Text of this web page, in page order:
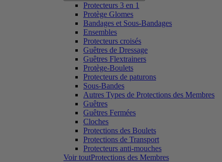
Protecteurs 3 en 1
Protège Glomes
Bandages et Sous-Bandages
Ensembles
Protecteurs croisés
Guêtres de Dressage
Guêtres Flextrainers
Protège-Boulets
Protecteurs de paturons
Sous-Bandes
Autres Types de Protections des Membres
Guêtres
Guêtres Fermées
Cloches
Protections des Boulets
Protections de Transport
Protecteurs anti-mouches
Voir toutProtections des Membres